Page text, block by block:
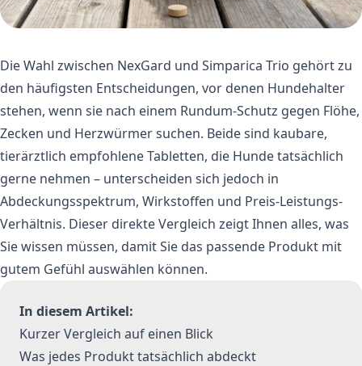
Die Wahl zwischen NexGard und Simparica Trio gehört zu
den häufigsten Entscheidungen, vor denen Hundehalter
stehen, wenn sie nach einem Rundum-Schutz gegen Flöhe,
Zecken und Herzwürmer suchen. Beide sind kaubare,
tierärztlich empfohlene Tabletten, die Hunde tatsächlich
gerne nehmen – unterscheiden sich jedoch in
Abdeckungsspektrum, Wirkstoffen und Preis-Leistungs-
Verhältnis. Dieser direkte Vergleich zeigt Ihnen alles, was
Sie wissen müssen, damit Sie das passende Produkt mit
gutem Gefühl auswählen können.
In diesem Artikel:
Kurzer Vergleich auf einen Blick
Was jedes Produkt tatsächlich abdeckt